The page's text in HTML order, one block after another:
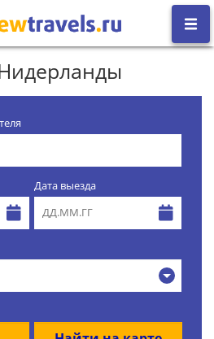
Дата выезда